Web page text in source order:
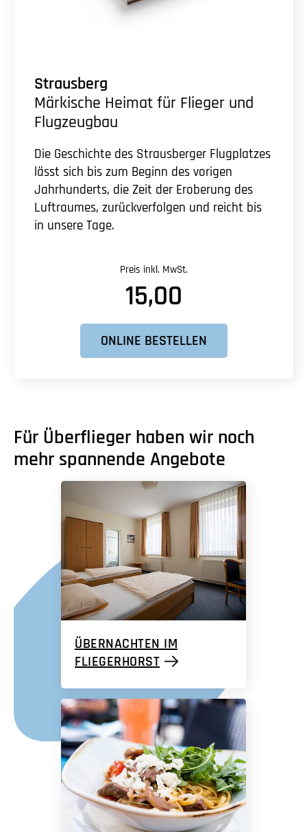
Strausberg
Märkische Heimat für Flieger und
Flugzeugbau
Die Geschichte des Strausberger Flugplatzes
lässt sich bis zum Beginn des vorigen
Jahrhunderts, die Zeit der Eroberung des
Luftraumes, zurückverfolgen und reicht bis
in unsere Tage.
Preis inkl. MwSt.
15,00
ONLINE BESTELLEN
Für Überflieger haben wir noch
mehr spannende Angebote
ÜBERNACHTEN IM
FLIEGERHORST